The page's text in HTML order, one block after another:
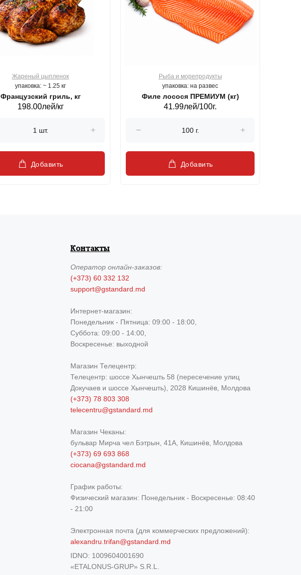
Жареный цыпленок
упаковка: ~ 1.25 кг
Французский гриль, кг
198.00лей/кг
Добавить
Рыба и морепродукты
упаковка: на развес
Филе лосося ПРЕМИУМ (кг)
41.99лей/100г.
Добавить
Контакты
Операторонлайн-заказов:
(+373) 60 332 132
support@gstandard.md
Интернет-магазин:
Понедельник - Пятница: 09:00 - 18:00,
Суббота: 09:00 - 14:00,
Воскресенье: выходной
Магазин Телецентр:
Телецентр: шоссе Хынчешть 58 (пересечение улиц
Докучаев и шоссе Хынчешть), 2028 Кишинёв, Молдова
(+373) 78 803 308
telecentru@gstandard.md
Магазин Чеканы:
бульвар Мирча чел Бэтрын, 41A, Кишинёв, Молдова
(+373) 69 693 868
ciocana@gstandard.md
График работы:
Физический магазин: Понедельник - Воскресенье: 08:40
- 21:00
Электронная почта (для коммерческих предложений):
alexandru.trifan@gstandard.md
IDNO: 1009604001690
«ETALONUS-GRUP» S.R.L.